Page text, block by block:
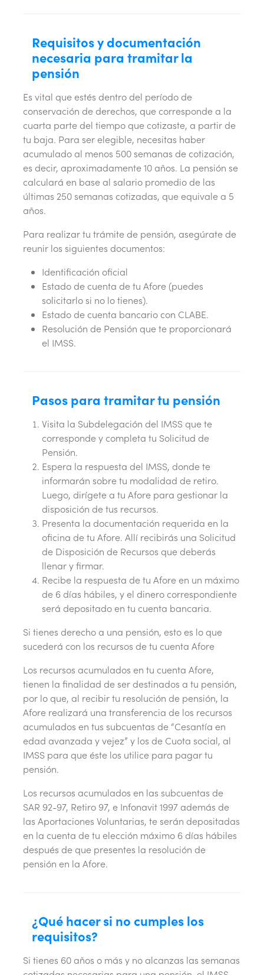
Requisitos y documentación
necesaria para tramitar la
pensión
Es vital que estés dentro del período de
conservación de derechos, que corresponde a la
cuarta parte del tiempo que cotizaste, a partir de
tu baja. Para ser elegible, necesitas haber
acumulado al menos 500 semanas de cotización,
es decir, aproximadamente 10 años. La pensión se
calculará en base al salario promedio de las
últimas 250 semanas cotizadas, que equivale a 5
años.
Para realizar tu trámite de pensión, asegúrate de
reunir los siguientes documentos:
Identificación oficial
Estado de cuenta de tu Afore (puedes
solicitarlo si no lo tienes).
Estado de cuenta bancario con CLABE.
Resolución de Pensión que te proporcionará
el IMSS.
Pasos para tramitar tu pensión
Visita la Subdelegación del IMSS que te
corresponde y completa tu Solicitud de
Pensión.
Espera la respuesta del IMSS, donde te
informarán sobre tu modalidad de retiro.
Luego, dirígete a tu Afore para gestionar la
disposición de tus recursos.
Presenta la documentación requerida en la
oficina de tu Afore. Allí recibirás una Solicitud
de Disposición de Recursos que deberás
llenar y firmar.
Recibe la respuesta de tu Afore en un máximo
de 6 días hábiles, y el dinero correspondiente
será depositado en tu cuenta bancaria.
Si tienes derecho a una pensión, esto es lo que
sucederá con los recursos de tu cuenta Afore
Los recursos acumulados en tu cuenta Afore,
tienen la finalidad de ser destinados a tu pensión,
por lo que, al recibir tu resolución de pensión, la
Afore realizará una transferencia de los recursos
acumulados en tus subcuentas de “Cesantía en
edad avanzada y vejez” y los de Cuota social, al
IMSS para que éste los utilice para pagar tu
pensión.
Los recursos acumulados en las subcuentas de
SAR 92-97, Retiro 97, e Infonavit 1997 además de
las Aportaciones Voluntarias, te serán depositadas
en la cuenta de tu elección máximo 6 días hábiles
después de que presentes la resolución de
pensión en la Afore.
¿Qué hacer si no cumples los
requisitos?
Si tienes 60 años o más y no alcanzas las semanas